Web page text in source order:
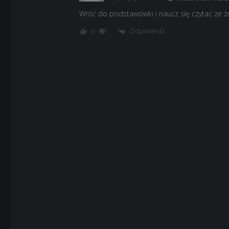
Wróć do podstawówki i naucz się czytać ze
0 Odpowiedz